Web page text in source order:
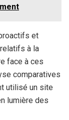
et
à la
face à ces
comparatives
utilisé un site
lumière des